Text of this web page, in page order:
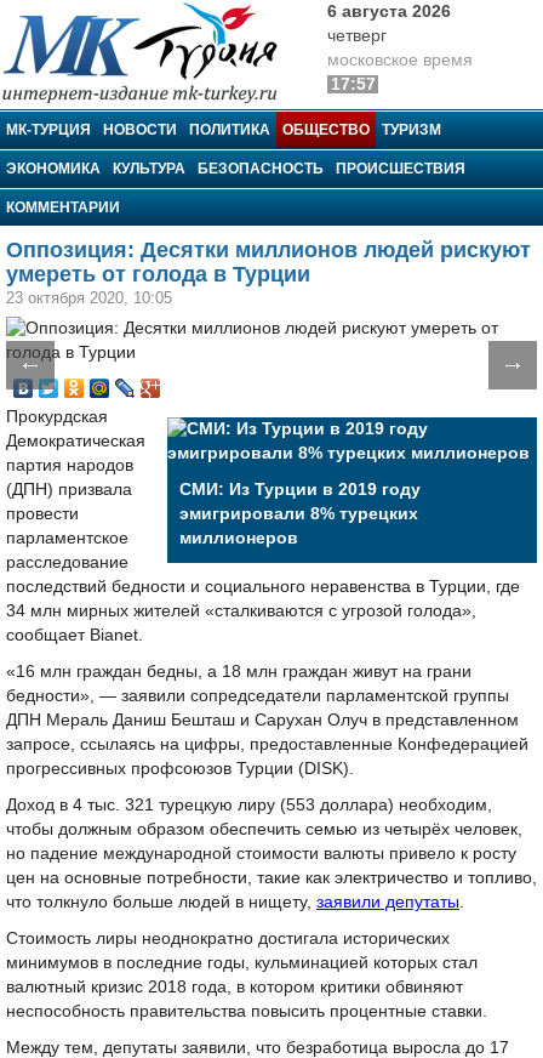
МК-Турция
6 августа 2026
четверг
московское время
17:57
МК-ТУРЦИЯ НОВОСТИ ПОЛИТИКА ОБЩЕСТВО ТУРИЗМ
ЭКОНОМИКА КУЛЬТУРА БЕЗОПАСНОСТЬ ПРОИСШЕСТВИЯ
КОММЕНТАРИИ
Оппозиция: Десятки миллионов людей рискуют
умереть от голода в Турции
23 октября 2020, 10:05
← →
СМИ: Из Турции в 2019 году
эмигрировали 8% турецких
миллионеров
Прокурдская
Демократическая
партия народов
(ДПН) призвала
провести
парламентское
расследование
последствий бедности и социального неравенства в Турции, где
34 млн мирных жителей «сталкиваются с угрозой голода»,
сообщает Bianet.
«16 млн граждан бедны, а 18 млн граждан живут на грани
бедности», — заявили сопредседатели парламентской группы
ДПН Мераль Даниш Бешташ и Сарухан Олуч в представленном
запросе, ссылаясь на цифры, предоставленные Конфедерацией
прогрессивных профсоюзов Турции (DISK).
Доход в 4 тыс. 321 турецкую лиру (553 доллара) необходим,
чтобы должным образом обеспечить семью из четырёх человек,
но падение международной стоимости валюты привело к росту
цен на основные потребности, такие как электричество и топливо,
что толкнуло больше людей в нищету, заявили депутаты.
Стоимость лиры неоднократно достигала исторических
минимумов в последние годы, кульминацией которых стал
валютный кризис 2018 года, в котором критики обвиняют
неспособность правительства повысить процентные ставки.
Между тем, депутаты заявили, что безработица выросла до 17